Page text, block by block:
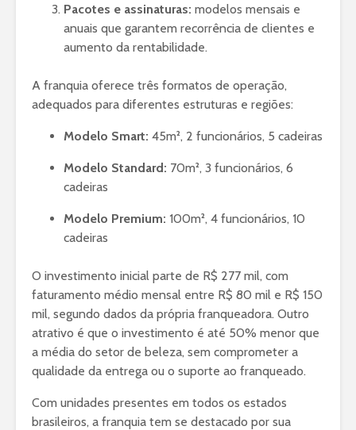
Pacotes e assinaturas: modelos mensais e
anuais que garantem recorrência de clientes e
aumento da rentabilidade.
A franquia oferece três formatos de operação,
adequados para diferentes estruturas e regiões:
Modelo Smart: 45m², 2 funcionários, 5 cadeiras
Modelo Standard: 70m², 3 funcionários, 6
cadeiras
Modelo Premium: 100m², 4 funcionários, 10
cadeiras
O investimento inicial parte de R$ 277 mil, com
faturamento médio mensal entre R$ 80 mil e R$ 150
mil, segundo dados da própria franqueadora. Outro
atrativo é que o investimento é até 50% menor que
a média do setor de beleza, sem comprometer a
qualidade da entrega ou o suporte ao franqueado.
Com unidades presentes em todos os estados
brasileiros, a franquia tem se destacado por sua